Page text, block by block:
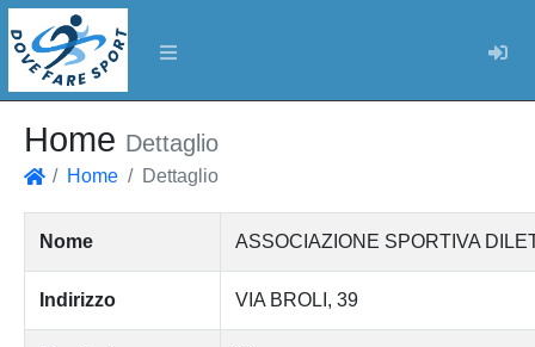
Home Dettaglio
Home Dettaglio
Nome ASSOCIAZIONE SPORTIVA
Indirizzo VIA BROLI, 39